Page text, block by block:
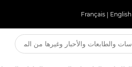
English
|
Français